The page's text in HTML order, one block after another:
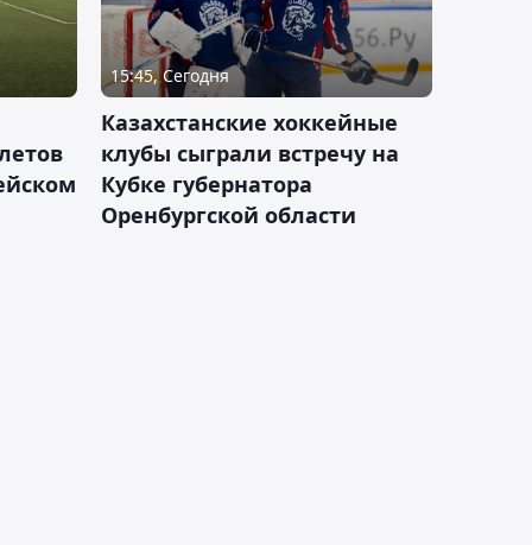
15:45, Сегодня
Казахстанские хоккейные
клубы сыграли встречу на
Кубке губернатора
Оренбургской области